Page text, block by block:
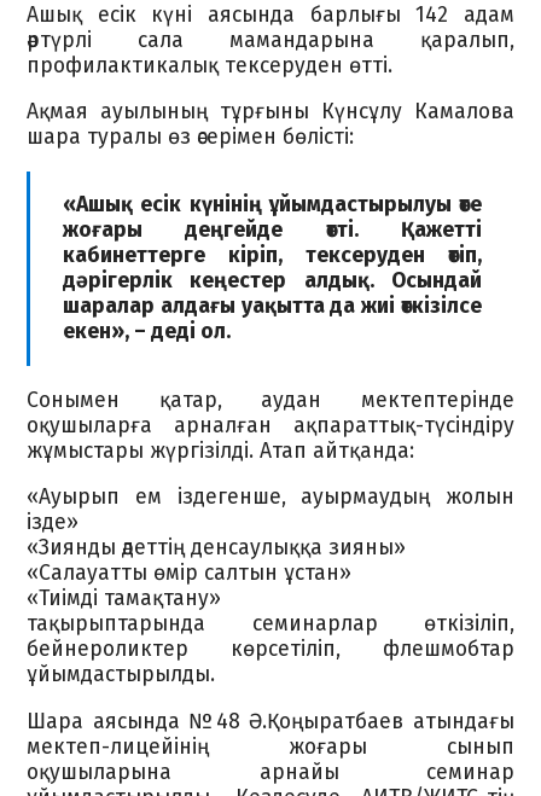
Ашық есік күні аясында барлығы 142 адам
әртүрлі сала мамандарына қаралып,
профилактикалық тексеруден өтті.
Ақмая ауылының тұрғыны Күнсұлу Камалова
шара туралы өз әсерімен бөлісті:
«Ашық есік күнінің ұйымдастырылуы өте
жоғары деңгейде өтті. Қажетті
кабинеттерге кіріп, тексеруден өтіп,
дәрігерлік кеңестер алдық. Осындай
шаралар алдағы уақытта да жиі өткізілсе
екен», – деді ол.
Сонымен қатар, аудан мектептерінде
оқушыларға арналған ақпараттық-түсіндіру
жұмыстары жүргізілді. Атап айтқанда:
«Ауырып ем іздегенше, ауырмаудың жолын
ізде»
«Зиянды әдеттің денсаулыққа зияны»
«Салауатты өмір салтын ұстан»
«Тиімді тамақтану»
тақырыптарында семинарлар өткізіліп,
бейнероликтер көрсетіліп, флешмобтар
ұйымдастырылды.
Шара аясында №48 Ә.Қоңыратбаев атындағы
мектеп-лицейінің жоғары сынып
оқушыларына арнайы семинар